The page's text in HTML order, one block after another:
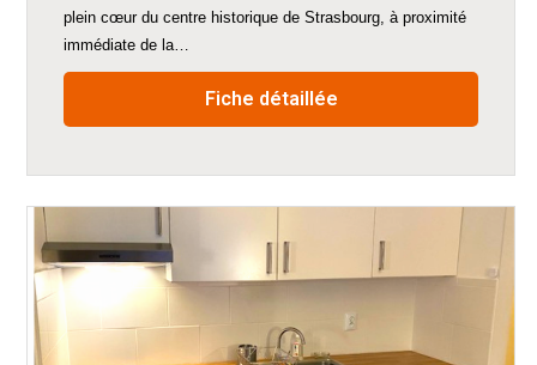
plein cœur du centre historique de Strasbourg, à proximité
immédiate de la…
Fiche détaillée